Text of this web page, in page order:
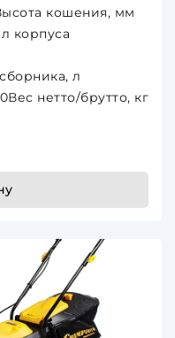
кошения, мм
корпуса
л
нетто/брутто, кг